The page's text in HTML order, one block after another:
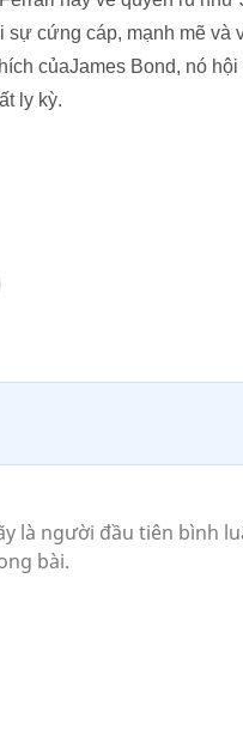
cứng cáp, mạnh mẽ và
củaJames Bond, nó
ly kỳ.